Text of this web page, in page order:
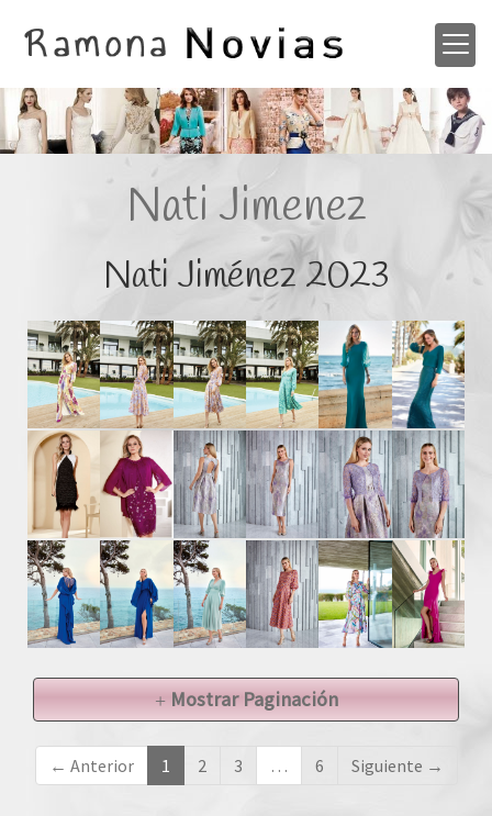
Nati Jimenez
Nati Jiménez 2023
Mostrar Paginación
← Anterior 1 2 3 … 6 Siguiente →